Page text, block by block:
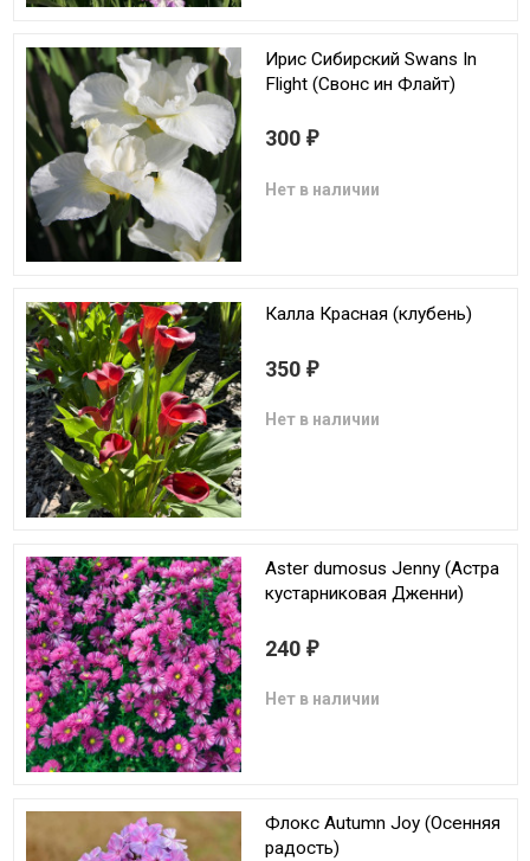
Ирис Сибирский Swans In
Flight (Свонс ин Флайт)
300 ₽
Нет в наличии
Калла Красная (клубень)
350 ₽
Нет в наличии
Aster dumosus Jenny (Астра
кустарниковая Дженни)
240 ₽
Нет в наличии
Флокс Autumn Joy (Осенняя
радость)